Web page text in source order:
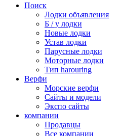
Поиск
Лодки объявления
Б / у лодки
Новые лодки
Устав лодки
Парусные лодки
Моторные лодки
Тип harouring
Верфи
Морские верфи
Сайты и модели
Экспо сайты
компании
Продавцы
Все компании